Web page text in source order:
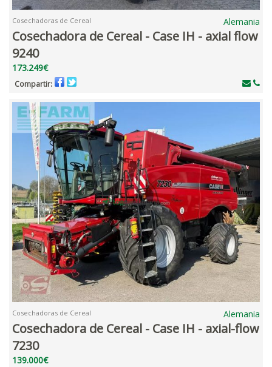
Cosechadoras de Cereal Alemania
Cosechadora de Cereal - Case IH - axial flow
9240
173.249€
Compartir:
Cosechadoras de Cereal Alemania
Cosechadora de Cereal - Case IH - axial-flow
7230
139.000€